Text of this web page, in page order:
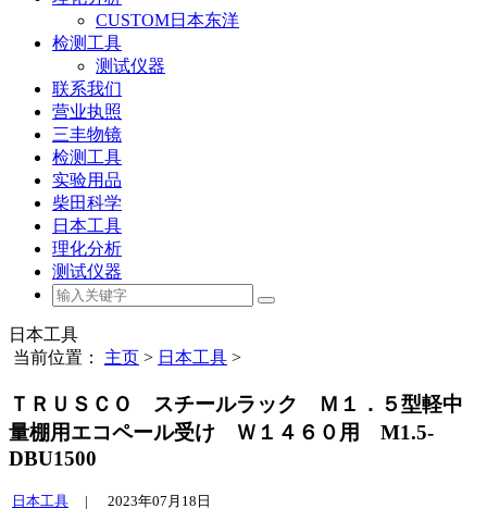
CUSTOM日本东洋
检测工具
测试仪器
联系我们
营业执照
三丰物镜
检测工具
实验用品
柴田科学
日本工具
理化分析
测试仪器
日本工具
当前位置： 主页 > 日本工具 >
ＴＲＵＳＣＯ スチールラック Ｍ１．５型軽中
量棚用エコペール受け Ｗ１４６０用 M1.5-
DBU1500
日本工具 | 2023年07月18日